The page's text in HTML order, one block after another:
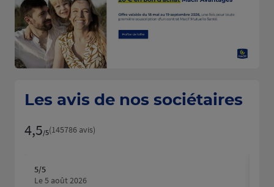
Les avis de nos sociétaires
4,5/5Note de 4.5 sur 5
(145786 avis)
5/5
Le 5 août 2026